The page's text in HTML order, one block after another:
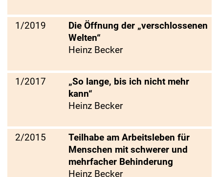
1/2019
Die Öffnung der „verschlossenen
Welten“
Heinz Becker
1/2017
„So lange, bis ich nicht mehr
kann“
Heinz Becker
2/2015
Teilhabe am Arbeitsleben für
Menschen mit schwerer und
mehrfacher Behinderung
Heinz Becker